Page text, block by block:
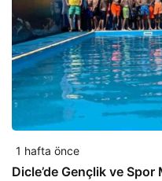
1 hafta önce
Dicle’de Gençlik ve